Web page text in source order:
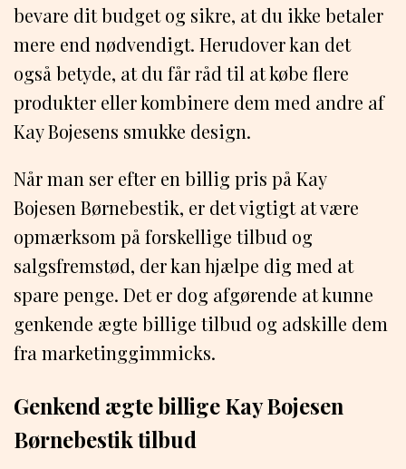
bevare dit budget og sikre, at du ikke betaler
mere end nødvendigt. Herudover kan det
også betyde, at du får råd til at købe flere
produkter eller kombinere dem med andre af
Kay Bojesens smukke design.
Når man ser efter en billig pris på Kay
Bojesen Børnebestik, er det vigtigt at være
opmærksom på forskellige tilbud og
salgsfremstød, der kan hjælpe dig med at
spare penge. Det er dog afgørende at kunne
genkende ægte billige tilbud og adskille dem
fra marketinggimmicks.
Genkend ægte billige Kay Bojesen
Børnebestik tilbud